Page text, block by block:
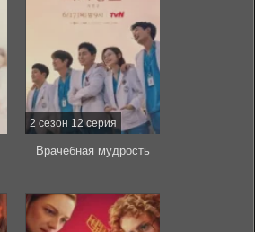
2 сезон 12 серия
Врачебная мудрость